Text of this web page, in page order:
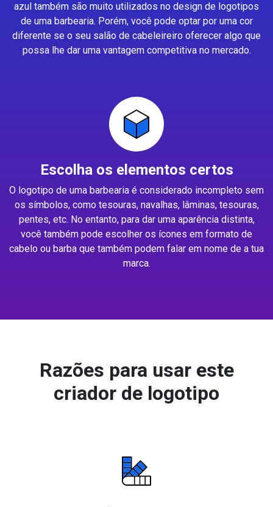
azul também são muito utilizados no design de logotipos
de uma barbearia. Porém, você pode optar por uma cor
diferente se o seu salão de cabeleireiro oferecer algo que
possa lhe dar uma vantagem competitiva no mercado.
Escolha os elementos certos
O logotipo de uma barbearia é considerado incompleto sem
os símbolos, como tesouras, navalhas, lâminas, tesouras,
pentes, etc. No entanto, para dar uma aparência distinta,
você também pode escolher os ícones em formato de
cabelo ou barba que também podem falar em nome de a tua
marca.
Razões para usar este
criador de logotipo